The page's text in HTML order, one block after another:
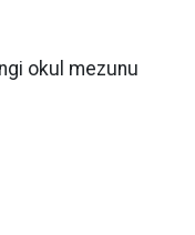
okul mezunu